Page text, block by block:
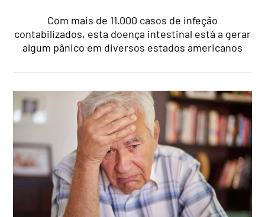
Com mais de 11.000 casos de infeção
contabilizados, esta doença intestinal está a gerar
algum pânico em diversos estados americanos